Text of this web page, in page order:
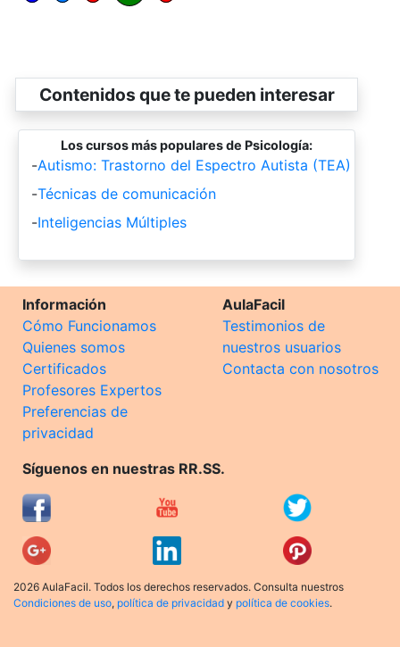
Contenidos que te pueden interesar
Los cursos más populares de Psicología:
-Autismo: Trastorno del Espectro Autista (TEA)
-Técnicas de comunicación
-Inteligencias Múltiples
Información
Cómo Funcionamos
Quienes somos
Certificados
Profesores Expertos
Preferencias de
privacidad
AulaFacil
Testimonios de
nuestros usuarios
Contacta con nosotros
Síguenos en nuestras RR.SS.
2026 AulaFacil. Todos los derechos reservados. Consulta nuestros
Condiciones de uso, política de privacidad y política de cookies.